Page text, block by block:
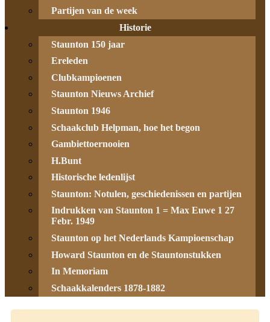
Partijen van de week
Historie
Staunton 150 jaar
Ereleden
Clubkampioenen
Staunton Nieuws Archief
Staunton 1946
Schaakclub Helpman, hoe het begon
Gambiettoernooien
H.Bunt
Historische ledenlijst
Staunton: Notulen, geschiedenissen en partijen
Indrukken van Staunton 1 = Max Euwe 1 27
Febr. 1949
Staunton op het Nederlands Kampioenschap
Howard Staunton en de Stauntonstukken
In Memoriam
Schaakkalenders 1878-1882